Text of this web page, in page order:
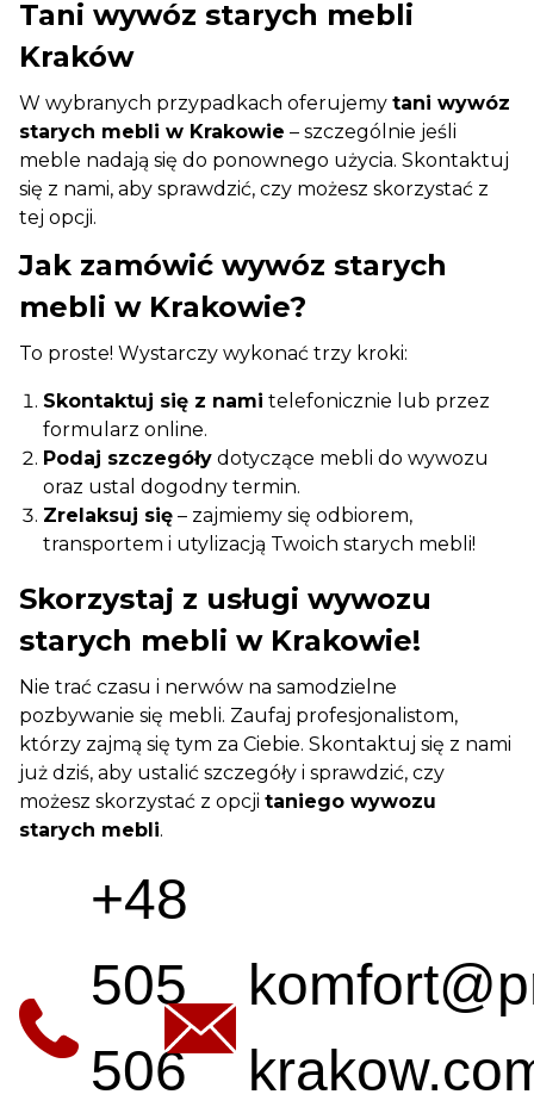
Tani wywóz starych mebli
Kraków
W wybranych przypadkach oferujemy tani wywóz
starych mebli w Krakowie – szczególnie jeśli
meble nadają się do ponownego użycia. Skontaktuj
się z nami, aby sprawdzić, czy możesz skorzystać z
tej opcji.
Jak zamówić wywóz starych
mebli w Krakowie?
To proste! Wystarczy wykonać trzy kroki:
Skontaktuj się z nami telefonicznie lub przez
formularz online.
Podaj szczegóły dotyczące mebli do wywozu
oraz ustal dogodny termin.
Zrelaksuj się – zajmiemy się odbiorem,
transportem i utylizacją Twoich starych mebli!
Skorzystaj z usługi wywozu
starych mebli w Krakowie!
Nie trać czasu i nerwów na samodzielne
pozbywanie się mebli. Zaufaj profesjonalistom,
którzy zajmą się tym za Ciebie. Skontaktuj się z nami
już dziś, aby ustalić szczegóły i sprawdzić, czy
możesz skorzystać z opcji taniego wywozu
starych mebli.
+48
505
506